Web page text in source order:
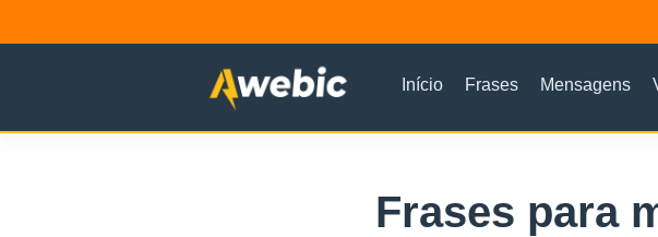
Início Frases Mensagens
Frases para